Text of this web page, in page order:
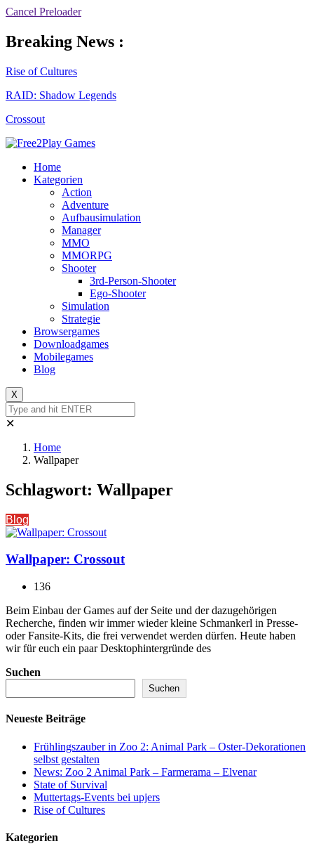
Cancel Preloader
Breaking News :
Rise of Cultures
RAID: Shadow Legends
Crossout
Home
Kategorien
Action
Adventure
Aufbausimulation
Manager
MMO
MMORPG
Shooter
3rd-Person-Shooter
Ego-Shooter
Simulation
Strategie
Browsergames
Downloadgames
Mobilegames
Blog
X
✕
Home
Wallpaper
Schlagwort: Wallpaper
Blog
Wallpaper: Crossout
136
Beim Einbau der Games auf der Seite und der dazugehörigen
Recherche, finden wir immer wieder kleine Schmankerl in Presse-
oder Fansite-Kits, die frei verwendet werden dürfen. Heute haben
wir für euch ein paar Desktophintergründe des
Suchen
Suchen
Neueste Beiträge
Frühlingszauber in Zoo 2: Animal Park – Oster-Dekorationen
selbst gestalten
News: Zoo 2 Animal Park – Farmerama – Elvenar
State of Survival
Muttertags-Events bei upjers
Rise of Cultures
Kategorien